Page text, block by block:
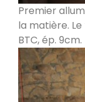
Premier
la matière.
BTC, ép. 9cm.